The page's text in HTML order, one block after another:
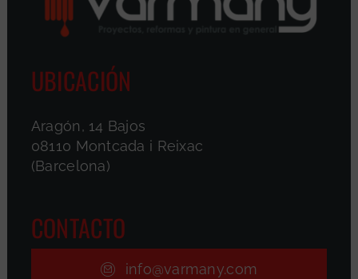
UBICACIÓN
Aragón, 14 Bajos
08110 Montcada i Reixac
(Barcelona)
CONTACTO
info@varmany.com